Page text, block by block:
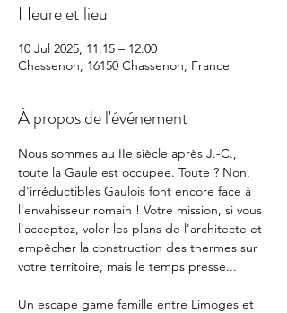
Heure et lieu
10 Jul 2025, 11:15 – 12:00
Chassenon, 16150 Chassenon, France
À propos de l'événement
Nous sommes au IIe siècle après J.-C.,
toute la Gaule est occupée. Toute ? Non,
d'irréductibles Gaulois font encore face à
l'envahisseur romain ! Votre mission, si vous
l'acceptez, voler les plans de l'architecte et
empêcher la construction des thermes sur
votre territoire, mais le temps presse...
Un escape game famille entre Limoges et